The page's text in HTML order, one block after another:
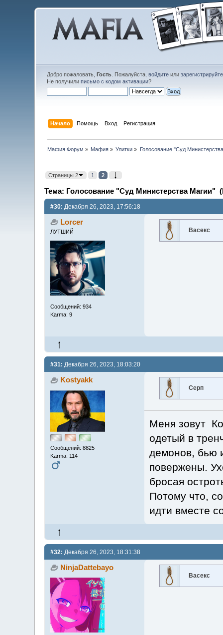
Добро пожаловать, Гость. Пожалуйста, войдитеили
Не получили письмо с кодом активации?
Начало Помощь Вход Регистрация
Мафия Форум » Мафия » Улитки » Голосование "Суд
Страницы 2 1 2
Тема: Голосование "Суд Министерства Магии"
#30: Декабря 26, 2023, 17:56:18
Lorcer
ЛУТШИЙ
Сообщений: 934
Karma: 9
Васекс
#31: Декабря 26, 2023, 18:03:20
Kostyakk
Сообщений: 8825
Karma: 114
Серп
Меня зовут
одетый в
демонов, бью
повержены.
бросая
Потому что,
идти вместе
#32: Декабря 26, 2023, 18:31:38
NinjaDattebayo
Васекс